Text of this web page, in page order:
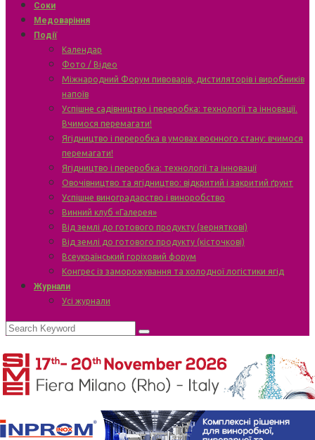
Соки
Медоваріння
Події
Календар
Фото / Відео
Міжнародний Форум пивоварів, дистиляторів і виробників
напоїв
Успішне садівництво і переробка: технології та інновації.
Вчимося перемагати!
Ягідництво і переробка в умовах воєнного стану: вчимося
перемагати!
Ягідництво і переробка: технології та інновації
Овочівництво та ягідництво: відкритий і закритий ґрунт
Успішне виноградарство і виноробство
Винний клуб «Галерея»
Від землі до готового продукту (зерняткові)
Від землі до готового продукту (кісточкові)
Всеукраїнський горіховий форум
Конгрес із заморожування та холодної логістики ягід
Журнали
Усі журнали